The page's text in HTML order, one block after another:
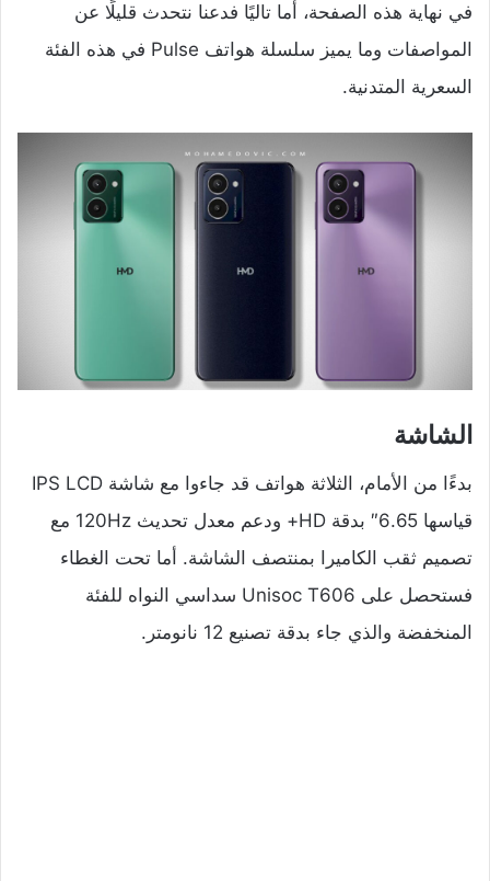
في نهاية هذه الصفحة، أما تاليًا فدعنا نتحدث قليلًا عن
المواصفات وما يميز سلسلة هواتف Pulse في هذه الفئة
السعرية المتدنية.
الشاشة
بدءًا من الأمام، الثلاثة هواتف قد جاءوا مع شاشة IPS LCD
قياسها 6.65″ بدقة HD+ ودعم معدل تحديث 120Hz مع
تصميم ثقب الكاميرا بمنتصف الشاشة. أما تحت الغطاء
فستحصل على Unisoc T606 سداسي النواه للفئة
المنخفضة والذي جاء بدقة تصنيع 12 نانومتر.